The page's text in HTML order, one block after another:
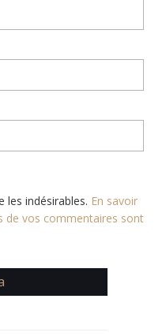
les indésirables. En savoir
de vos commentaires sont